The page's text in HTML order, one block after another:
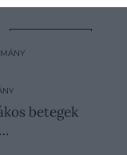
betegek